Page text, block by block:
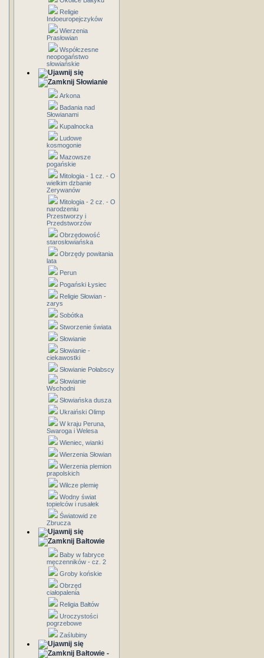
Religie
Indoeuropejczyków
Wierzenia
Prasłowian
Współczesne
neopogaństwo
słowiańskie
Słowianie
Arkona
Badania nad
Słowianami
Kupalnocka
Ludowe
kosmogonie
Mazowsze
pogańskie
Mitologia - 1 cz. - O
wielkim dzbanie
Zerywanów
Mitologia - 2 cz. - O
narodzeniu
Przestworzy i
Przedstworzów
Obrzędowość
starosłowiańska
Obrzędy powitania
lata
Perun
Pogański Łysiec
Religie Słowian -
zarys
Sobótka
Stworzenie świata
Słowianie
Słowianie -
ciekawostki
Słowianie Połabscy
Słowianie
Wschodni
Słowiańska dusza
Ukraiński Olimp
W kraju Peruna,
Swaroga i Welesa
Wieniec, wianki
Wierzenia Słowian
Wierzenia plemion
prapolskich
Wilcze plemię
Wodny świat
topielców i rusałek
Światowid ze
Zbrucza
Bałtowie
Baby w fabryce
męczenników - cz. 2
Groby końskie
Obrzęd
ciałopalenia
Religia Bałtów
Uroczystości
pogrzebowe
Zaślubiny
Bałtowie -